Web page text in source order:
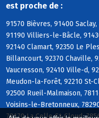
est proche de :
91570 Bièvres, 91400
91190 Villiers-le-Bâcle,
92140 Clamart, 92350 Le
Billancourt, 92370 Chaville,
Vaucresson, 92410 Ville-d,
Meudon-la-Forêt, 92210 St-
92500 Rueil-Malmaison,
Voisins-le-Bretonneux,